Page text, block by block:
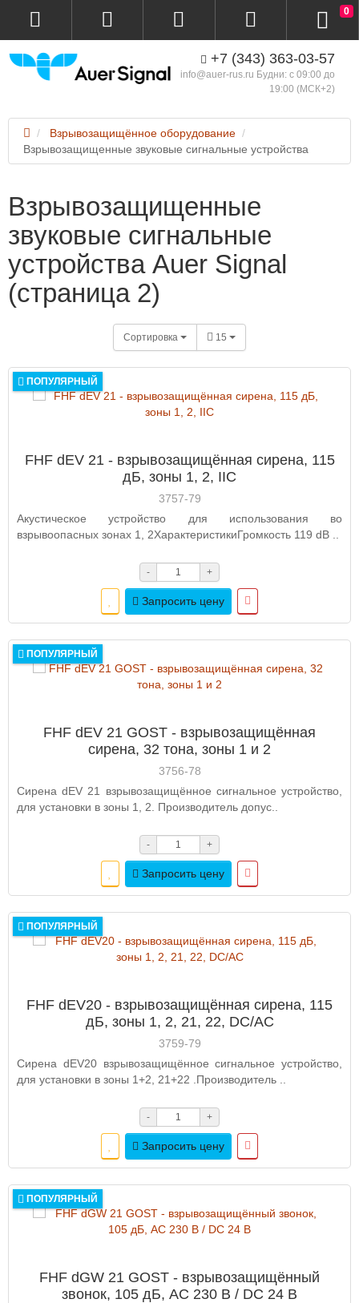
+7 (343) 363-03-57
info@auer-rus.ru Будни: с 09:00 до
19:00 (МСК+2)
0
Взрывозащищённое оборудование
Взрывозащищенные звуковые сигнальные устройства
Взрывозащищенные
звуковые сигнальные
устройства Auer Signal
(страница 2)
Сортировка 15
ПОПУЛЯРНЫЙ
FHF dEV 21 - взрывозащищённая сирена, 115
дБ, зоны 1, 2, IIC
3757-79
Акустическое устройство для использования во
взрывоопасных зонах 1, 2ХарактеристикиГромкость 119 dB ..
- +
Запросить цену
ПОПУЛЯРНЫЙ
FHF dEV 21 GOST - взрывозащищённая
сирена, 32 тона, зоны 1 и 2
3756-78
Сирена dEV 21 взрывозащищённое сигнальное устройство,
для установки в зоны 1, 2. Производитель допус..
- +
Запросить цену
ПОПУЛЯРНЫЙ
FHF dEV20 - взрывозащищённая сирена, 115
дБ, зоны 1, 2, 21, 22, DC/AC
3759-79
Сирена dEV20 взрывозащищённое сигнальное устройство,
для установки в зоны 1+2, 21+22 .Производитель ..
- +
Запросить цену
ПОПУЛЯРНЫЙ
FHF dGW 21 GOST - взрывозащищённый
звонок, 105 дБ, AC 230 В / DC 24 В